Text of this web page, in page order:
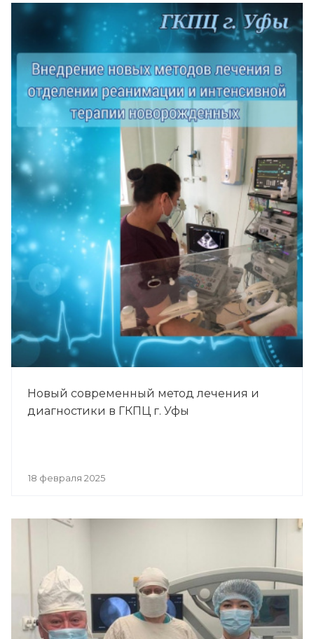
Новый современный метод лечения и
диагностики в ГКПЦ г. Уфы
18 февраля 2025